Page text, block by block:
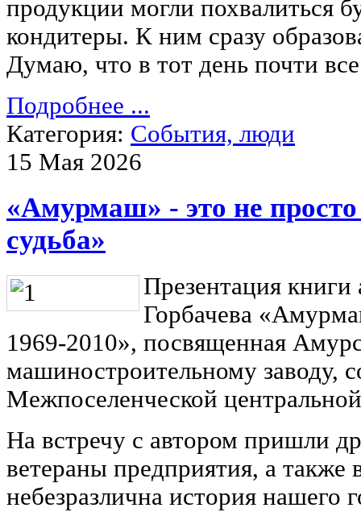
продукции могли похвалиться
кондитеры. К ним сразу
Думаю, что в тот день почти
Подробнее ...
Категория: События, люди
15 Мая 2026
«Амурмаш» - это не
судьба»
Презентация
Горбачева
1969-2010», посвященная
машиностроительному заводу,
Межпоселенческой
На встречу с автором пришли
ветераны предприятия, а также
небезразлична история нашего